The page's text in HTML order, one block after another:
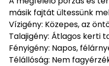
másik fajtát ültessünk
Vízigény: Közepes, az
Talajigény: Átlagos kerti
Fényigény: Napos,
Télállóság: Nem